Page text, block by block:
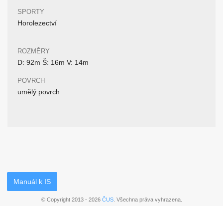
SPORTY
Horolezectví
ROZMĚRY
D: 92m Š: 16m V: 14m
POVRCH
umělý povrch
Manuál k IS
© Copyright 2013 - 2026 ČUS. Všechna práva vyhrazena.